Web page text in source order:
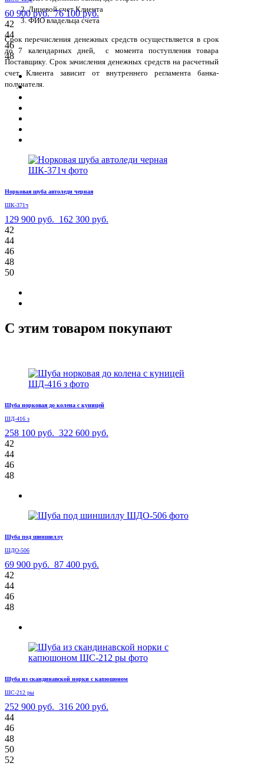
Лицевой счет Клиента
ФИО владельца счета
Срок перечисления денежных средств осуществляется в срок
до 7 календарных дней, с момента поступления товара
Поставщику. Срок зачисления денежных средств на расчетный
счет Клиента зависит от внутреннего регламента банка-
получателя.
60 900 руб. 76 100 руб.
42
44
46
48
Норковая шуба автоледи черная
ШК-371ч
129 900 руб. 162 300 руб.
42
44
46
48
50
С этим товаром покупают
Шуба норковая до колена с куницей
ШД-416 з
258 100 руб. 322 600 руб.
42
44
46
48
Шуба под шиншиллу
ШДО-506
69 900 руб. 87 400 руб.
42
44
46
48
Шуба из скандинавской норки с капюшоном
ШС-212 ры
252 900 руб. 316 200 руб.
44
46
48
50
52